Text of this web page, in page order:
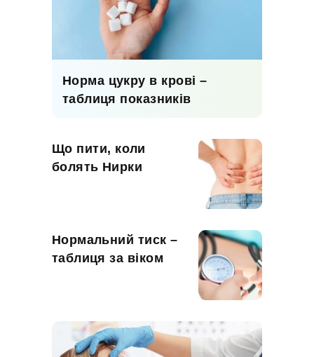
Норма цукру в крові –
таблиця показників
Що пити, коли
болять Нирки
Нормальний тиск –
таблиця за віком